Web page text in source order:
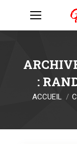
:
Vous êtes ici :
ACCUEIL